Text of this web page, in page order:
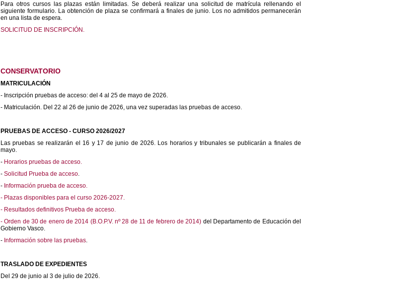
Para otros cursos las plazas están limitadas. Se deberá realizar una solicitud de matrícula rellenando el
siguiente formulario. La obtención de plaza se confirmará a finales de junio. Los no admitidos permanecerán
en una lista de espera.
SOLICITUD DE INSCRIPCIÓN.
CONSERVATORIO
MATRICULACIÓN
- Inscripción pruebas de acceso: del 4 al 25 de mayo de 2026.
- Matriculación. Del 22 al 26 de junio de 2026, una vez superadas las pruebas de acceso.
PRUEBAS DE ACCESO - CURSO 2026/2027
Las pruebas se realizarán el 16 y 17 de junio de 2026. Los horarios y tribunales se publicarán a finales de
mayo.
- Horarios pruebas de acceso.
- Solicitud Prueba de acceso.
- Información prueba de acceso.
- Plazas disponibles para el curso 2026-2027.
- Resultados definitivos Prueba de acceso.
-Orden de 30 de enero de 2014 (B.O.P.V. nº 28 de 11 de febrero de 2014) del Departamento de Educación del
Gobierno Vasco.
- Información sobre las pruebas.
TRASLADO DE EXPEDIENTES
Del 29 de junio al 3 de julio de 2026.